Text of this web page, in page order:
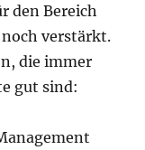
den Bereich
verstärkt.
die immer
gut sind: